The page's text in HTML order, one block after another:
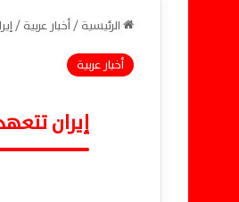
الرئيسية/أخبار عربية/
أخبار عربية
إيران